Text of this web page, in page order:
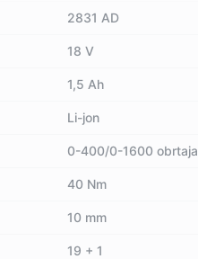
2831 AD
18 V
1,5 Ah
Li-jon
0-400/0-1600
40 Nm
10 mm
19 + 1